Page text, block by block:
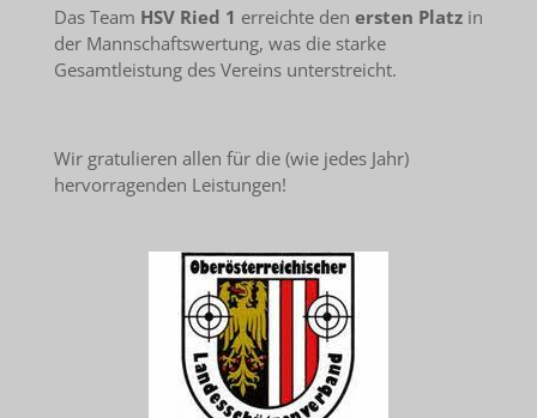
Das Team HSV Ried 1 erreichte den ersten Platzin
der Mannschaftswertung, was die starke
Gesamtleistung des Vereins unterstreicht.
Wir gratulieren allen für die (wie jedes Jahr)
hervorragenden Leistungen!